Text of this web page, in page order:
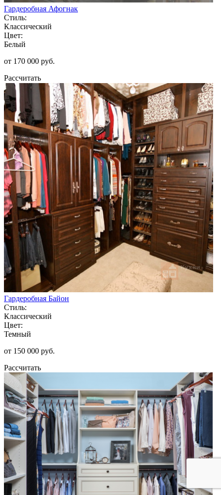
Гардеробная Афогнак
Стиль:
Классический
Цвет:
Белый
от 170 000 руб.
Рассчитать
Гардеробная Байон
Стиль:
Классический
Цвет:
Темный
от 150 000 руб.
Рассчитать